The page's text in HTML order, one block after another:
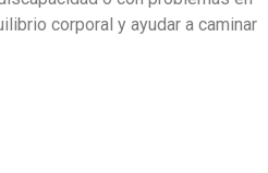
corporal y ayudar a caminar